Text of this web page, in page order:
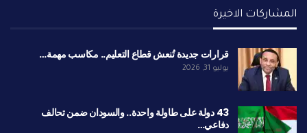
المشاركات الاخيرة
قرارات جديدة تُنعش قطاع التعليم.. مكاسب مهمة…
يوليو 31, 2026
43 دولة على طاولة واحدة.. والسودان ضمن تحالف
دفاعي…